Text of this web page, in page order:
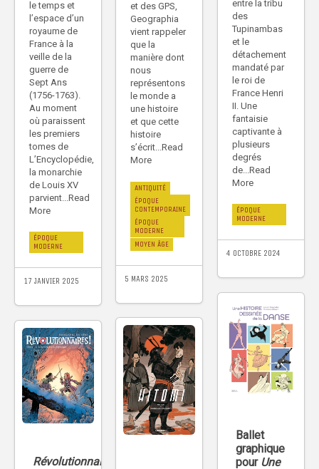
et des GPS,
Geographia
vient rappeler
que la
manière dont
nous
représentons
le monde a
une histoire
et que cette
histoire
s’écrit...Read
More
ANTIQUITÉ
ÉPOQUE
CONTEMPORAINE
ÉPOQUE
MODERNE
MOYEN ÂGE
5 MARS 2025
le temps et
l’espace d’un
royaume de
France à la
veille de la
guerre de
Sept Ans
(1756-1763).
Au moment
où paraissent
les premiers
tomes de
L’Encyclopédie,
la monarchie
de Louis XV
parvient...Read
More
ÉPOQUE
MODERNE
17 JANVIER 2025
entre la tribu
des
Tupinambas
et le
détachement
mandaté par
le roi de
France Henri
II. Une
fantaisie
captivante à
plusieurs
degrés
de...Read
More
ÉPOQUE
MODERNE
4 OCTOBRE 2024
Ballet
graphique
pour Une
Révolutionnaires